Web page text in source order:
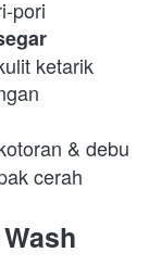
ketarik
cerah